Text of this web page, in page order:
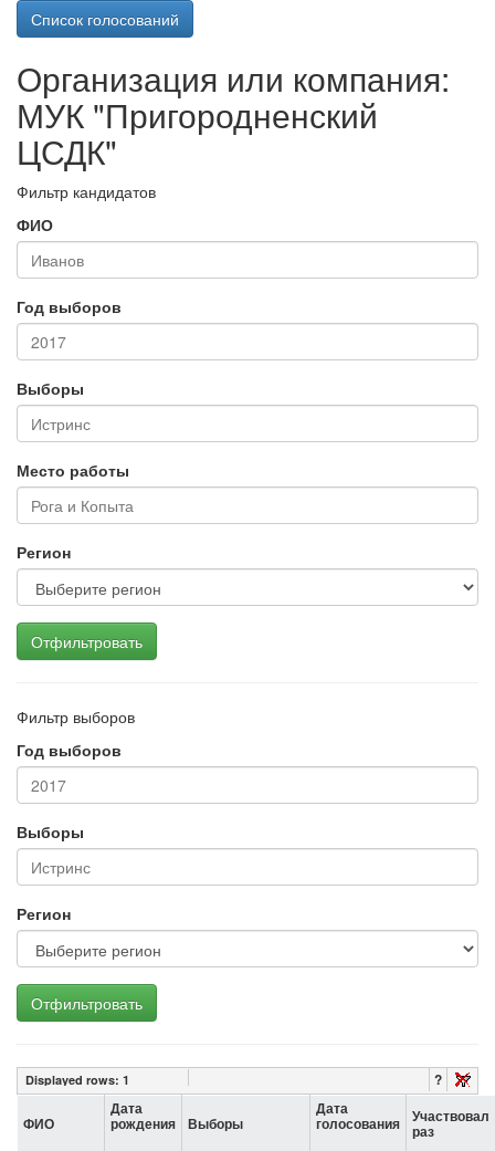
Список голосований
Организация или компания:
МУК "Пригородненский
ЦСДК"
Фильтр кандидатов
ФИО
Год выборов
Выборы
Место работы
Регион
Отфильтровать
Фильтр выборов
Год выборов
Выборы
Регион
Отфильтровать
Displayed rows: 1 ?
ФИО
Дата
рождения
Выборы
Дата
голосования
Участвовал
раз